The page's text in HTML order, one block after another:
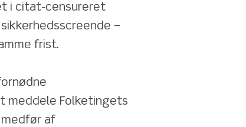
i citat-censureret
–
frist.
meddele Folketingets
af